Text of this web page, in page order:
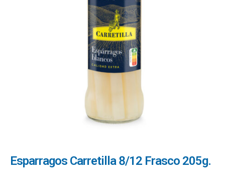
Esparragos Carretilla 8/12 Frasco 205g.